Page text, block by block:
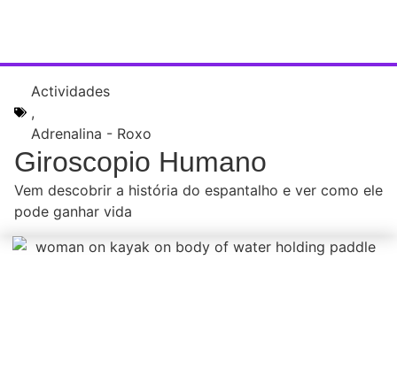
Actividades
,
Adrenalina - Roxo
Giroscopio Humano
Vem descobrir a história do espantalho e ver como ele
pode ganhar vida